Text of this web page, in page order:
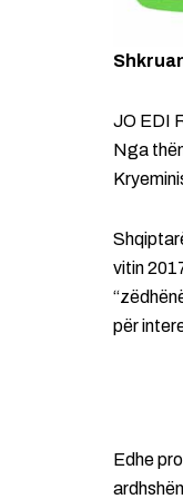
JO EDI
Nga
vitin
për
Edhe